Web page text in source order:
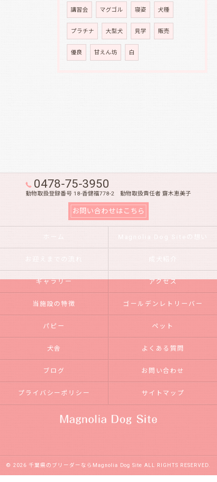
講習会 マグゴル 寝姿 犬種
プラチナ 大型犬 見学 販売
優良 甘えん坊 白
0478-75-3950
動物取扱登録番号 18-香健福778-2 動物取扱責任者 齋木恵美子
お問い合わせはこちら
ホーム Magnolia Dog Siteの想い
お迎えまでの流れ 成犬紹介
ギャラリー アクセス
当施設の特徴 ゴールデンレトリーバー
パピー ペット
犬舎 よくある質問
ブログ お問い合わせ
プライバシーポリシー サイトマップ
© 2026 千葉県のブリーダーならMagnolia Dog Site ALL RIGHTS RESERVED.